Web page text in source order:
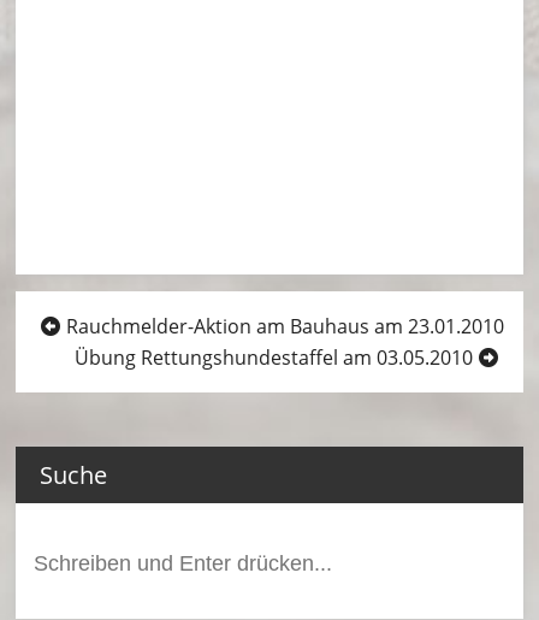
Beitragsnavigation
Rauchmelder-Aktion am Bauhaus am 23.01.2010
Übung Rettungshundestaffel am 03.05.2010
Suche
nach: